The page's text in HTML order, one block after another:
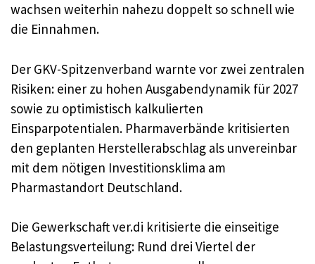
wachsen weiterhin nahezu doppelt so schnell wie
die Einnahmen.
Der GKV-Spitzenverband warnte vor zwei zentralen
Risiken: einer zu hohen Ausgabendynamik für 2027
sowie zu optimistisch kalkulierten
Einsparpotentialen. Pharmaverbände kritisierten
den geplanten Herstellerabschlag als unvereinbar
mit dem nötigen Investitionsklima am
Pharmastandort Deutschland.
Die Gewerkschaft ver.di kritisierte die einseitige
Belastungsverteilung: Rund drei Viertel der